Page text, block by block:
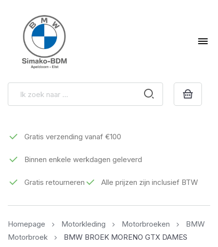
Gratis verzending vanaf €100
Binnen enkele werkdagen geleverd
Gratis retourneren Alle prijzen zijn inclusief BTW
Homepage Motorkleding Motorbroeken
BMW
Motorbroek
BMW BROEK MORENO GTX DAMES